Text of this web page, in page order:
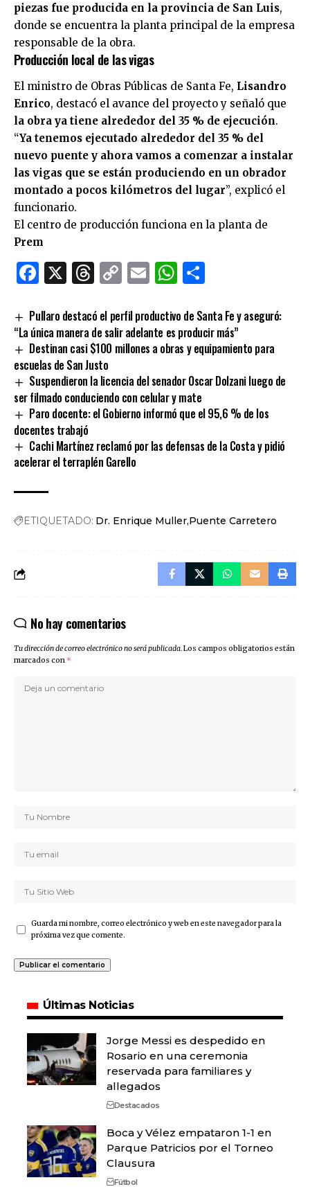
piezas fue producida en la provincia de San Luis,
donde se encuentra la planta principal de la empresa
responsable de la obra.
Producción local de las vigas
El ministro de Obras Públicas de Santa Fe, Lisandro
Enrico, destacó el avance del proyecto y señaló que
la obra ya tiene alrededor del 35 % de ejecución.
“Ya tenemos ejecutado alrededor del 35 % del
nuevo puente y ahora vamos a comenzar a instalar
las vigas que se están produciendo en un obrador
montado a pocos kilómetros del lugar”, explicó el
funcionario.
El centro de producción funciona en la planta de
Prem
Facebook
X Threads
CopyEmailWhatsApp
Pullaro destacó el perfil productivo de Santa Fe y aseguró:
“La única manera de salir adelante es producir más”
Destinan casi $100 millones a obras y equipamiento para
escuelas de San Justo
Suspendieron la licencia del senador Oscar Dolzani luego de
ser filmado conduciendo con celular y mate
Paro docente: el Gobierno informó que el 95,6 % de los
docentes trabajó
Cachi Martínez reclamó por las defensas de la Costa y pidió
acelerar el terraplén Garello
ETIQUETADO: Dr. Enrique Muller Puente Carretero
No hay comentarios
Tu dirección de correo electrónico no será publicada.Los campos obligatorios están
marcados con *
Guarda mi nombre, correo electrónico y web en este navegador para la
próxima vez que comente.
Últimas Noticias
Jorge Messi es despedido en
Rosario en una ceremonia
reservada para familiares y
allegados
Destacados
Boca y Vélez empataron 1-1 en
Parque Patricios por el Torneo
Clausura
Fútbol